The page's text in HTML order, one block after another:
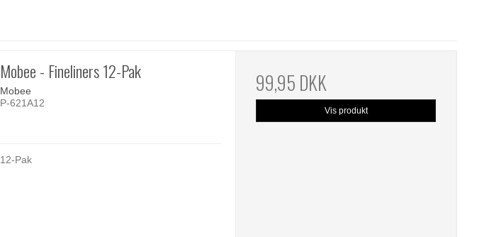
Mobee - Fineliners 12-Pak
Mobee
P-621A12
12-Pak
99,95 DKK
Vis produkt